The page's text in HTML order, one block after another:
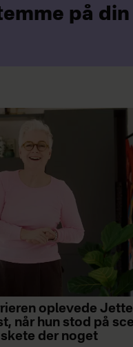
på din
oplevede
når hun stod på
der noget